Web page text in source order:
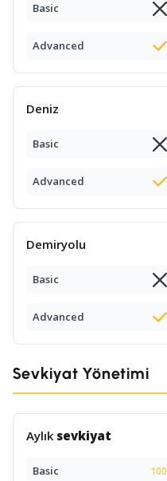
Basic
Advanced
Deniz
Basic
Advanced
Demiryolu
Basic
Advanced
Sevkiyat Yönetimi
Aylık sevkiyat
Basic 100